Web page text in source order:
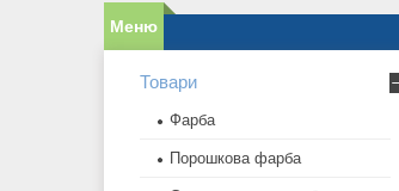
Товари
Фарба
Порошкова фарба